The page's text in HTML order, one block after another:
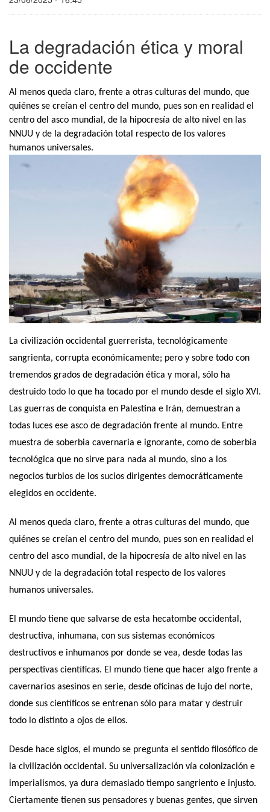
La degradación ética y moral
de occidente
Al menos queda claro, frente a otras culturas del mundo, que
quiénes se creían el centro del mundo, pues son en realidad el
centro del asco mundial, de la hipocresía de alto nivel en las
NNUU y de la degradación total respecto de los valores
humanos universales.
La civilización occidental guerrerista, tecnológicamente
sangrienta, corrupta económicamente; pero y sobre todo con
tremendos grados de degradación ética y moral, sólo ha
destruido todo lo que ha tocado por el mundo desde el siglo XVI.
Las guerras de conquista en Palestina e Irán, demuestran a
todas luces ese asco de degradación frente al mundo. Entre
muestra de soberbia cavernaria e ignorante, como de soberbia
tecnológica que no sirve para nada al mundo, sino a los
negocios turbios de los sucios dirigentes democráticamente
elegidos en occidente.
Al menos queda claro, frente a otras culturas del mundo, que
quiénes se creían el centro del mundo, pues son en realidad el
centro del asco mundial, de la hipocresía de alto nivel en las
NNUU y de la degradación total respecto de los valores
humanos universales.
El mundo tiene que salvarse de esta hecatombe occidental,
destructiva, inhumana, con sus sistemas económicos
destructivos e inhumanos por donde se vea, desde todas las
perspectivas científicas. El mundo tiene que hacer algo frente a
cavernarios asesinos en serie, desde oficinas de lujo del norte,
donde sus científicos se entrenan sólo para matar y destruir
todo lo distinto a ojos de ellos.
Desde hace siglos, el mundo se pregunta el sentido filosófico de
la civilización occidental. Su universalización vía colonización e
imperialismos, ya dura demasiado tiempo sangriento e injusto.
Ciertamente tienen sus pensadores y buenas gentes, que sirven